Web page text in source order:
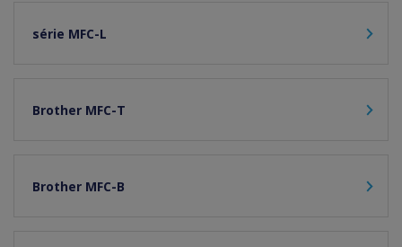
série MFC-L
Brother MFC-T
Brother MFC-B